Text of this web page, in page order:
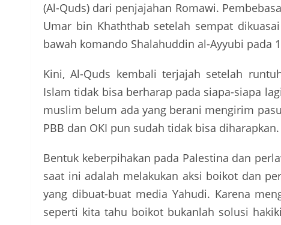
(Al-Quds) dari penjajahan Romawi.
Umar bin Khaththab setelah sempat
bawah komando Shalahuddin al-Ayyubi pada
Kini, Al-Quds kembali terjajah setelah
Islam tidak bisa berharap pada siapa-siapa
muslim belum ada yang berani mengirim
PBB dan OKI pun sudah tidak bisa diharapkan.
Bentuk keberpihakan pada Palestina dan
saat ini adalah melakukan aksi boikot dan
yang dibuat-buat media Yahudi. Karena
seperti kita tahu boikot bukanlah solusi